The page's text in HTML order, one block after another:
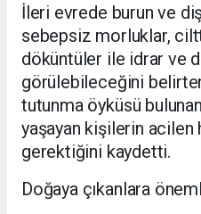
İleri evrede burun ve
sebepsiz morluklar,
döküntüler ile idrar ve
görülebileceğini
tutunma öyküsü
yaşayan kişilerin acilen
gerektiğini kaydetti.
Doğaya çıkanlara